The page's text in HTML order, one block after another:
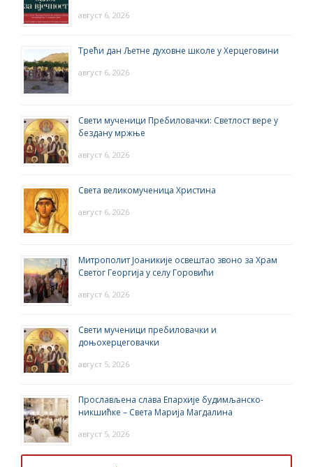
август 6, 2026
Трећи дан Љетне духовне школе у Херцеговини
август 6, 2026
Свети мученици Пребиловачки: Светлост вере у
бездану мржње
август 6, 2026
Света великомученица Христина
август 6, 2026
Митрополит Јоаникије освештао звоно за Храм
Светог Георгија у селу Горовићи
август 6, 2026
Свети мученици пребиловачки и
доњохерцеговачки
август 5, 2026
Прослављена слава Епархије будимљанско-
никшићке – Света Марија Магдалина
август 5, 2026